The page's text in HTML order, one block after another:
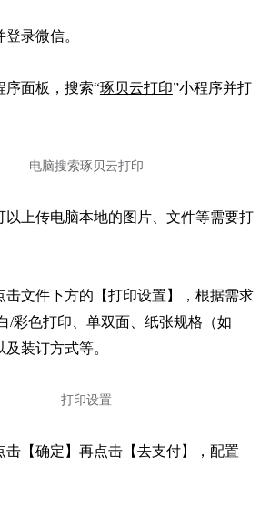
录微信。
序面板，搜索“琢贝云打印”小程序并打
以上传电脑本地的图片、文件等需要打
击文件下方的【打印设置】，根据需求
/彩色打印、单双面、纸张规格（如
装订方式等。
击【确定】再点击【去支付】，配置